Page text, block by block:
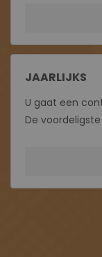
JAARLIJKS
U gaat een
De